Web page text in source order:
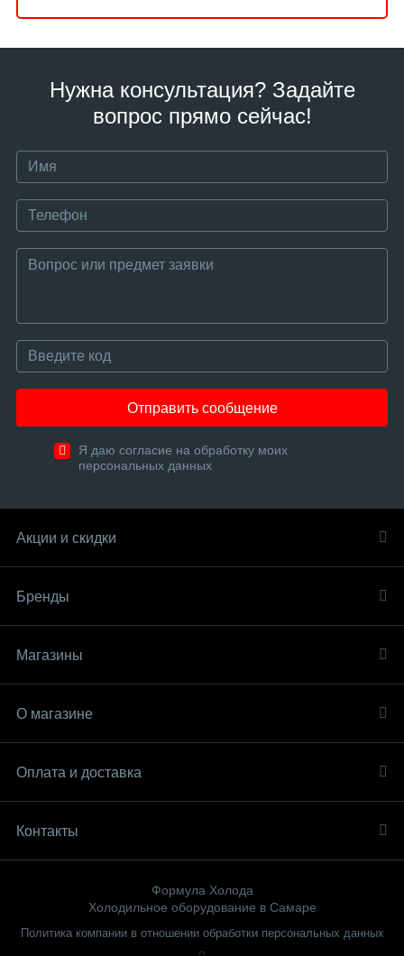
Нужна консультация? Задайте
вопрос прямо сейчас!
Отправить сообщение
Я даю согласие на обработку моих
персональных данных
Акции и скидки
Бренды
Магазины
О магазине
Оплата и доставка
Контакты
Формула Холода
Холодильное оборудование в Самаре
Политика компании в отношении обработки персональных данных